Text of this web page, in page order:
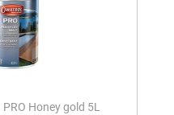
Honey gold 5L